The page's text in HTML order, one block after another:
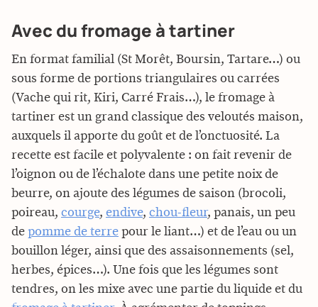
Avec du fromage à tartiner
En format familial (St Morêt, Boursin, Tartare…) ou
sous forme de portions triangulaires ou carrées
(Vache qui rit, Kiri, Carré Frais…), le fromage à
tartiner est un grand classique des veloutés maison,
auxquels il apporte du goût et de l’onctuosité. La
recette est facile et polyvalente : on fait revenir de
l’oignon ou de l’échalote dans une petite noix de
beurre, on ajoute des légumes de saison (brocoli,
poireau, courge, endive, chou-fleur, panais, un peu
de pomme de terre pour le liant…) et de l’eau ou un
bouillon léger, ainsi que des assaisonnements (sel,
herbes, épices…). Une fois que les légumes sont
tendres, on les mixe avec une partie du liquide et du